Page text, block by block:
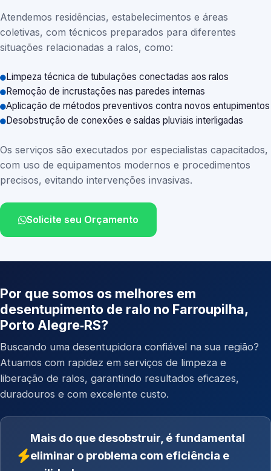
Atendemos residências, estabelecimentos e áreas
coletivas, com técnicos preparados para diferentes
situações relacionadas a ralos, como:
Limpeza técnica de tubulações conectadas aos ralos
Remoção de incrustações nas paredes internas
Aplicação de métodos preventivos contra novos entupimentos
Desobstrução de conexões e saídas pluviais interligadas
Os serviços são executados por especialistas capacitados,
com uso de equipamentos modernos e procedimentos
precisos, evitando intervenções invasivas.
Solicite seu Orçamento
Por que somos os melhores em
desentupimento de ralo no Farroupilha,
Porto Alegre‑RS?
Buscando uma desentupidora confiável na sua região?
Atuamos com rapidez em serviços de limpeza e
liberação de ralos, garantindo resultados eficazes,
duradouros e com excelente custo.
Mais do que desobstruir, é fundamental
eliminar o problema com eficiência e